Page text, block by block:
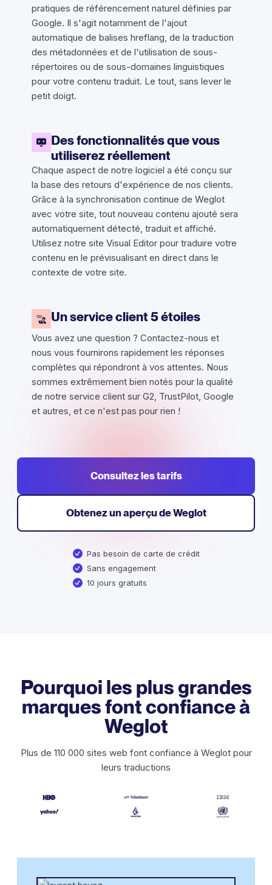
pratiques de référencement naturel définies par
Google. Il s'agit notamment de l'ajout
automatique de balises hreflang, de la traduction
des métadonnées et de l'utilisation de sous-
répertoires ou de sous-domaines linguistiques
pour votre contenu traduit. Le tout, sans lever le
petit doigt.
Des fonctionnalités que vous
utiliserez réellement
Chaque aspect de notre logiciel a été conçu sur
la base des retours d'expérience de nos clients.
Grâce à la synchronisation continue de Weglot
avec votre site, tout nouveau contenu ajouté sera
automatiquement détecté, traduit et affiché.
Utilisez notre site Visual Editor pour traduire votre
contenu en le prévisualisant en direct dans le
contexte de votre site.
Un service client 5 étoiles
Vous avez une question ? Contactez-nous et
nous vous fournirons rapidement les réponses
complètes qui répondront à vos attentes. Nous
sommes extrêmement bien notés pour la qualité
de notre service client sur G2, TrustPilot, Google
et autres, et ce n'est pas pour rien !
Consultez les tarifs
Obtenez un aperçu de Weglot
Pas besoin de carte de crédit
Sans engagement
10 jours gratuits
Pourquoi les plus grandes
marques font confiance à
Weglot
Plus de 110 000 sites web font confiance à Weglot pour
leurs traductions